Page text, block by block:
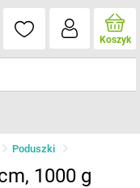
Koszyk
Poduszki
1000 g